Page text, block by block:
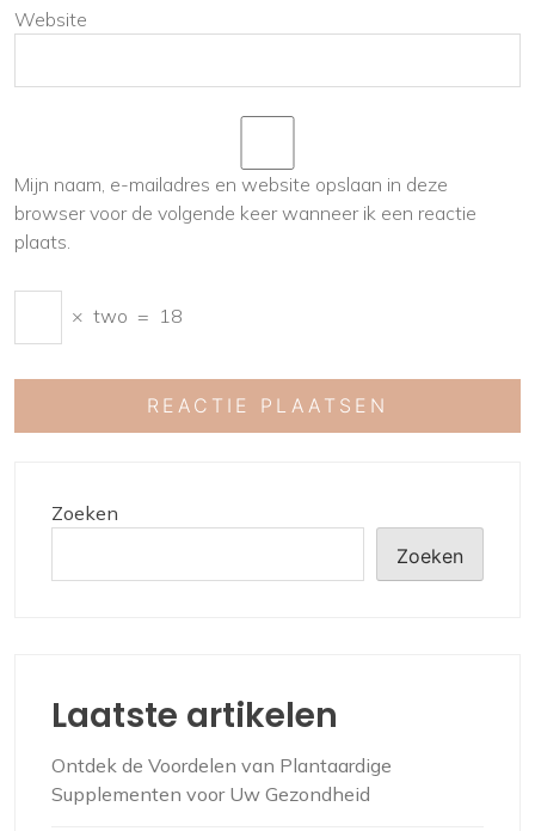
Website
Mijn naam, e-mailadres en website opslaan in deze
browser voor de volgende keer wanneer ik een reactie
plaats.
× two = 18
Zoeken
Zoeken
Laatste artikelen
Ontdek de Voordelen van Plantaardige
Supplementen voor Uw Gezondheid